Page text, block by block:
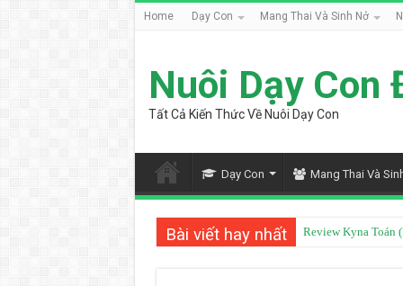
Home Dạy Con Mang Thai Và Sinh Nở
Nuôi Dạy Con
Tất Cả Kiến Thức Về Nuôi Dạy Con
Dạy Con Mang Thai Và
Bài viết hay nhất Review Kyna Toán
Mua Tài Khoản